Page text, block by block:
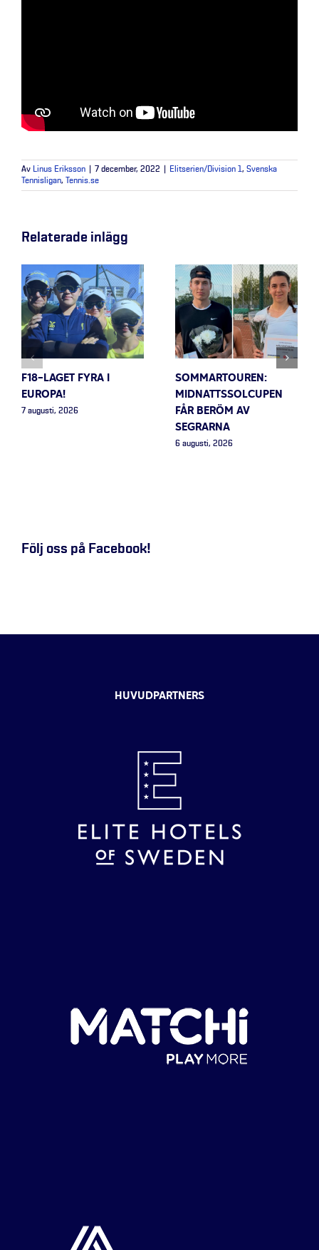
Av Linus Eriksson 7 december, 2022 Elitserien/Division 1, Svenska
Tennisligan, Tennis.se
Relaterade inlägg
F18-LAGET FYRA I
EUROPA!
7 augusti, 2026
SOMMARTOUREN:
MIDNATTSSOLCUPEN
FÅR BERÖM AV
SEGRARNA
6 augusti, 2026
Följ oss på Facebook!
HUVUDPARTNERS